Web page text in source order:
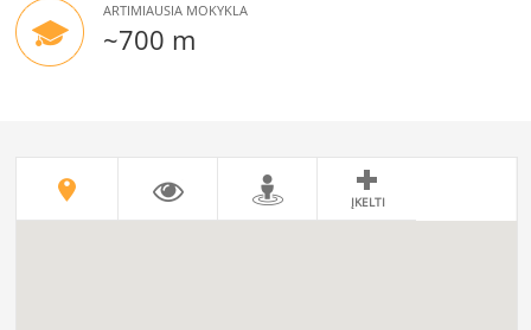
ARTIMIAUSIA MOKYKLA
~700 m
ĮKELTI